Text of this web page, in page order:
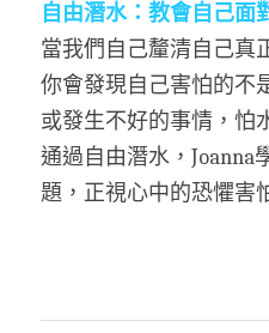
自由潛水：教會自己面
當我們自己釐清自己真
你會發現自己害怕的不
或發生不好的事情，怕
通過自由潛水，Joanna
題，正視心中的恐懼害